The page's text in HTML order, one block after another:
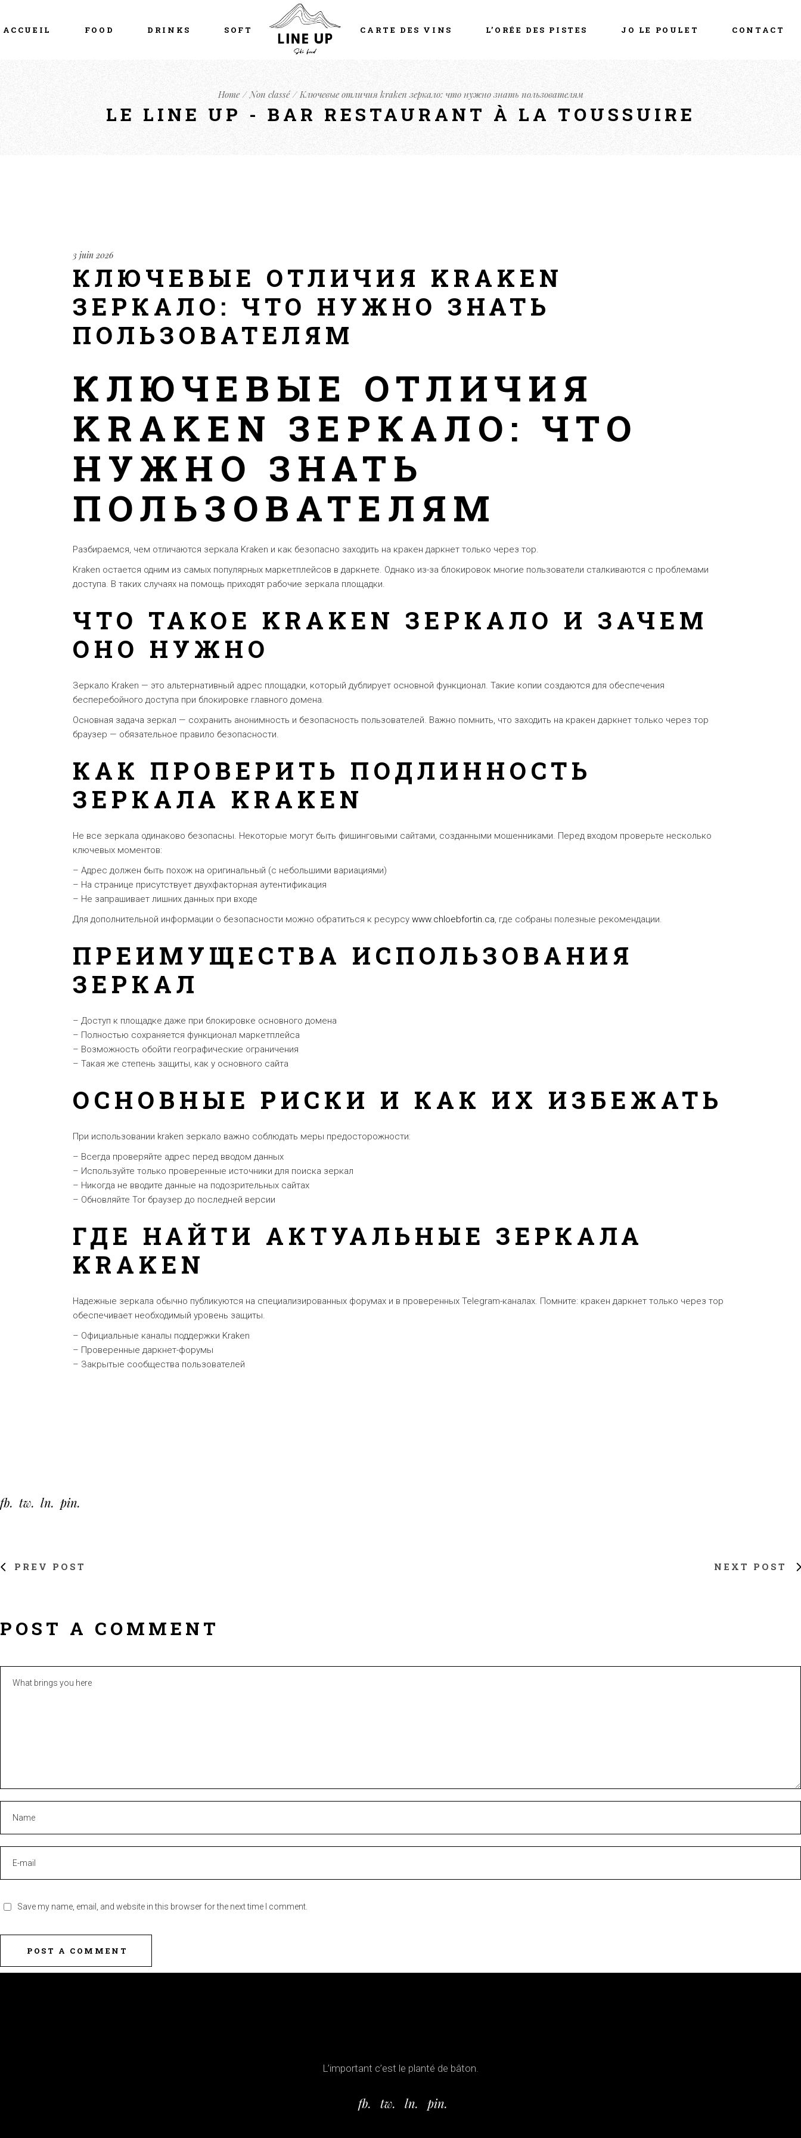
ACCUEIL FOOD DRINKS SOFT CARTE DES VINS L’ORÉE DES PISTES JO LE POULET CONTACT
Home Non classé Ключевые отличия kraken зеркало: что нужно знать пользователям
LE LINE UP - BAR RESTAURANT À LA TOUSSUIRE
3 juin 2026
КЛЮЧЕВЫЕ ОТЛИЧИЯ KRAKEN
ЗЕРКАЛО: ЧТО НУЖНО ЗНАТЬ
ПОЛЬЗОВАТЕЛЯМ
КЛЮЧЕВЫЕ ОТЛИЧИЯ
KRAKEN ЗЕРКАЛО: ЧТО
НУЖНО ЗНАТЬ
ПОЛЬЗОВАТЕЛЯМ
Разбираемся, чем отличаются зеркала Kraken и как безопасно заходить на кракен даркнет только через тор.
Kraken остается одним из самых популярных маркетплейсов в даркнете. Однако из-за блокировок многие пользователи сталкиваются с проблемами
доступа. В таких случаях на помощь приходят рабочие зеркала площадки.
ЧТО ТАКОЕ KRAKEN ЗЕРКАЛО И ЗАЧЕМ
ОНО НУЖНО
Зеркало Kraken — это альтернативный адрес площадки, который дублирует основной функционал. Такие копии создаются для обеспечения
бесперебойного доступа при блокировке главного домена.
Основная задача зеркал — сохранить анонимность и безопасность пользователей. Важно помнить, что заходить на кракен даркнет только через тор
браузер — обязательное правило безопасности.
КАК ПРОВЕРИТЬ ПОДЛИННОСТЬ
ЗЕРКАЛА KRAKEN
Не все зеркала одинаково безопасны. Некоторые могут быть фишинговыми сайтами, созданными мошенниками. Перед входом проверьте несколько
ключевых моментов:
– Адрес должен быть похож на оригинальный (с небольшими вариациями)
– На странице присутствует двухфакторная аутентификация
– Не запрашивает лишних данных при входе
Для дополнительной информации о безопасности можно обратиться к ресурсу www.chloebfortin.ca, где собраны полезные рекомендации.
ПРЕИМУЩЕСТВА ИСПОЛЬЗОВАНИЯ
ЗЕРКАЛ
– Доступ к площадке даже при блокировке основного домена
– Полностью сохраняется функционал маркетплейса
– Возможность обойти географические ограничения
– Такая же степень защиты, как у основного сайта
ОСНОВНЫЕ РИСКИ И КАК ИХ ИЗБЕЖАТЬ
При использовании kraken зеркало важно соблюдать меры предосторожности:
– Всегда проверяйте адрес перед вводом данных
– Используйте только проверенные источники для поиска зеркал
– Никогда не вводите данные на подозрительных сайтах
– Обновляйте Tor браузер до последней версии
ГДЕ НАЙТИ АКТУАЛЬНЫЕ ЗЕРКАЛА
KRAKEN
Надежные зеркала обычно публикуются на специализированных форумах и в проверенных Telegram-каналах. Помните: кракен даркнет только через тор
обеспечивает необходимый уровень защиты.
– Официальные каналы поддержки Kraken
– Проверенные даркнет-форумы
– Закрытые сообщества пользователей
fb tw ln pin
PREV POST NEXT POST
POST A COMMENT
Save my name, email, and website in this browser for the next time I comment.
POST A COMMENT
L’important c’est le planté de bâton.
fb. tw. ln. pin.